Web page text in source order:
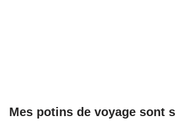
Mes potins de voyage sont